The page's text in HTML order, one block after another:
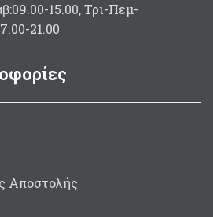
15.00, Τρι-Πεμ-
21.00
Αποστολής